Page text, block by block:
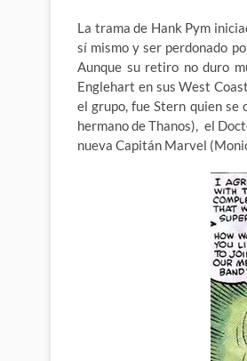
La trama de Hank Pym
sí mismo y ser perdonado
Aunque su retiro no duro
Englehart en sus West
el grupo, fue Stern quien se
hermano de Thanos), el
nueva Capitán Marvel